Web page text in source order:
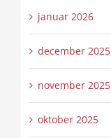
januar 2026
december 2025
november 2025
oktober 2025